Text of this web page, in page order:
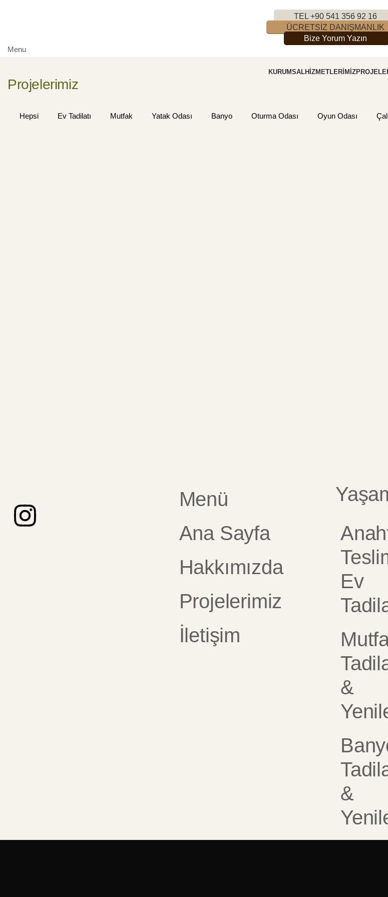
TEL +90 541 356 92 16
ÜCRETSİZ DANIŞMANLIK
Bize Yorum Yazın
Menu
KURUMSALHIZMETLERIMIZ
Projelerimiz
Hepsi Ev Tadilatı Mutfak Yatak Odası Banyo Oturma Odası Oyun Odası
Menü
Ana Sayfa
Hakkımızda
Projelerimiz
İletişim
Ev
&
&